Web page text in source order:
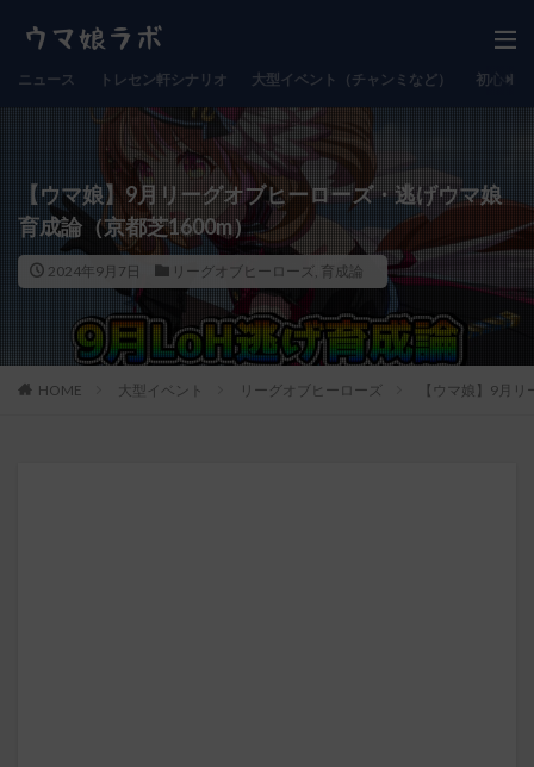
ニュース トレセン軒シナリオ 大型イベント（チャンミなど） 初心者
【ウマ娘】9月リーグオブヒーローズ・逃げウマ娘
育成論（京都芝1600m）
2024年9月7日 リーグオブヒーローズ, 育成論
HOME 大型イベント リーグオブヒーローズ 【ウマ娘】9月